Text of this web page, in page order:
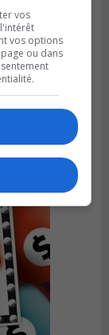
verte
vos
vos options
ou dans